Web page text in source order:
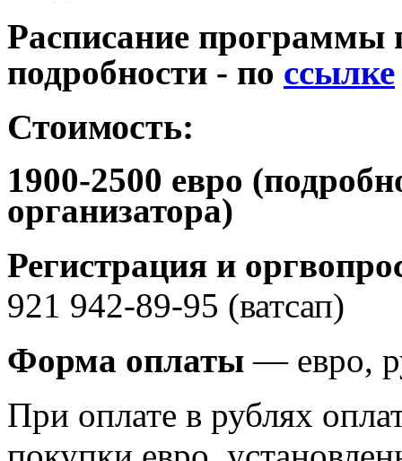
Расписание программы
подробности - по ссылке
Стоимость:
1900-2500 евро
организатора)
Регистрация и
921 942-89-95 (ватсап)
Форма оплаты — евро,
При оплате в рублях